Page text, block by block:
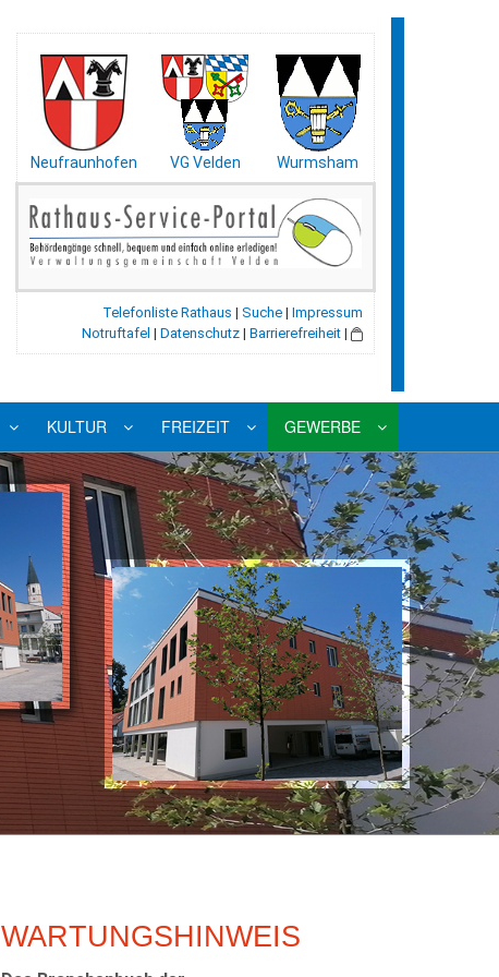
Neufraunhofen VG Velden Wurmsham
Telefonliste Rathaus |Suche |Impressum
Notruftafel |Datenschutz |Barrierefreiheit |
KULTUR FREIZEIT GEWERBE
WARTUNGSHINWEIS